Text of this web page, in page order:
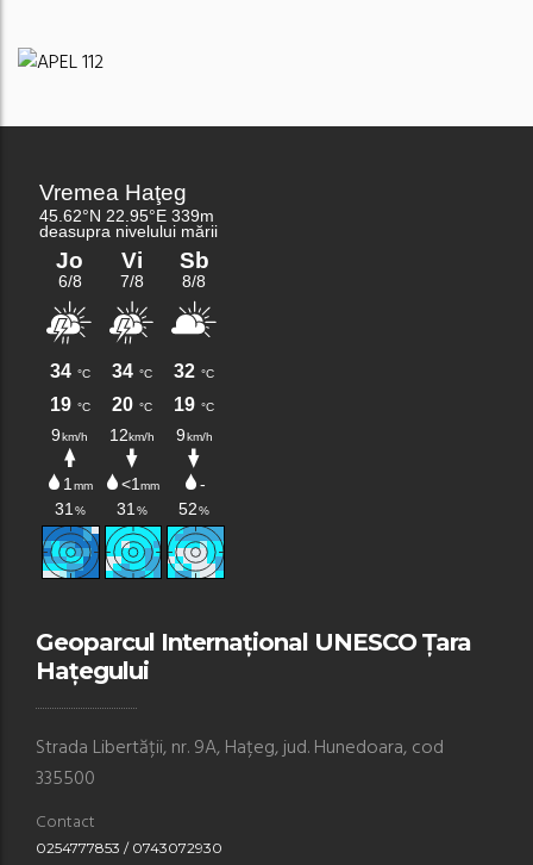
Geoparcul Internațional UNESCO Țara
Hațegului
Strada Libertății, nr. 9A, Hațeg, jud. Hunedoara, cod
335500
Contact
0254777853 / 0743072930